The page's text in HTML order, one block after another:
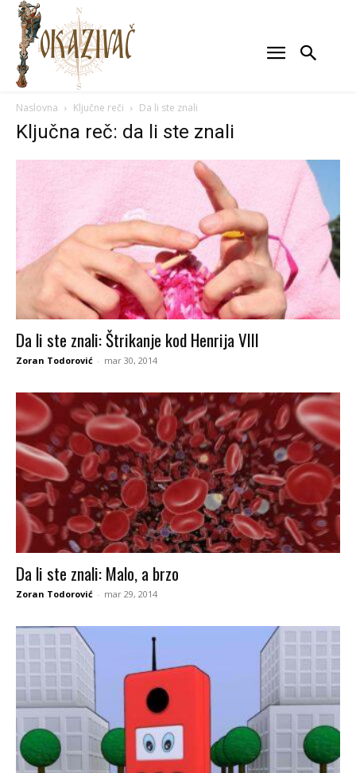
Naslovna Ključne reči Da li ste znali
Ključna reč: da li ste znali
Da li ste znali: Štrikanje kod Henrija VIII
Zoran Todorović - mar 30, 2014
Da li ste znali: Malo, a brzo
Zoran Todorović - mar 29, 2014